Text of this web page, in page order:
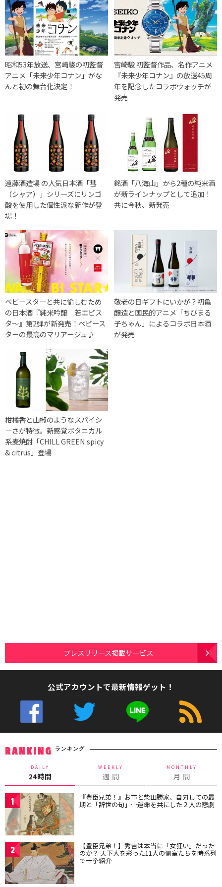
昭和53年放送、宮崎駿の初監督
アニメ「未来少年コナン」がな
んと初の舞台化決定！
宮崎駿 初監督作品、名作アニメ
『未来少年コナン』の放送45周
年を記念したコラボウォッチが
発売
遠藤酒造場 の人気日本酒「彗
（シャア）」シリーズにリンゴ
酸を使用した個性派な新作が登
場！
銘酒「八海山」から2種の純米酒
が新ラインナップとして追加！
共に今秋、新発売
ベビースターと共に愉しむため
の日本酒『純米吟醸 若エビス
タ～』第2弾が新発売！ベビース
ターの最高のマリアージュ♪
敬老の日ギフトにいかが？初亀
醸造と国民的アニメ「ちびまる
子ちゃん」によるコラボ日本酒
が発売
柑橘香と山椒のようなスパイシ
ーさが特徴。新感覚ボタニカル
系麦焼酎「CHILL GREEN spicy
& citrus」登場
プレスリリース掲載サービス
公式アカウントで最新情報ゲット！
RANKING ランキング
DAILY
24時間
WEEKLY
週 間
MONTHLY
月 間
1 『豊臣兄弟！』お市と柴田勝家、自刃しての最
期と「辞世の句」…運命を共にした２人の悲劇
2 【豊臣兄弟！】秀吉は本当に「女狂い」だった
のか？ 天下人を彩った11人の側室たちを時系列
で一挙紹介